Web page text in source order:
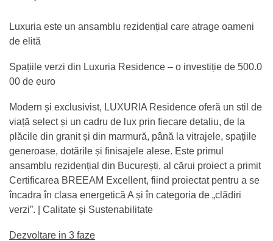
Luxuria este un ansamblu rezidențial care atrage oameni
de elită
Spațiile verzi din Luxuria Residence – o investiție de 500.0
00 de euro
Modern și exclusivist, LUXURIA Residence oferă un stil de
viață select și un cadru de lux prin fiecare detaliu, de la
plăcile din granit și din marmură, până la vitrajele, spațiile
generoase, dotările și finisajele alese. Este primul
ansamblu rezidențial din București, al cărui proiect a primit
Certificarea BREEAM Excellent, fiind proiectat pentru a se
încadra în clasa energetică A și în categoria de „clădiri
verzi”. | Calitate și Sustenabilitate
Dezvoltare in 3 faze